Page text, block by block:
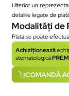
Ulterior un
detaliile legate de
Modalități de
Plata se poate
Achiziționează
stomatologică
COMANDĂ